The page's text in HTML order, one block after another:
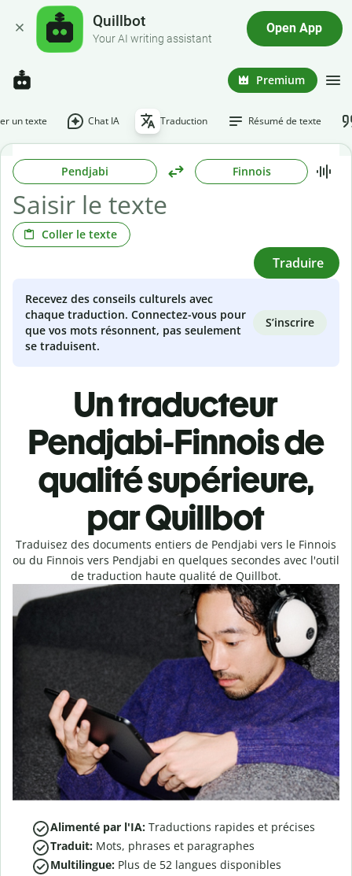
Quillbot
Your AI writing assistant
Open App
Premium
un texte Chat IA Traduction Résumé de texte
Pendjabi Finnois
Coller le texte
Traduire
Recevez des conseils culturels avec
chaque traduction. Connectez-vous pour
que vos mots résonnent, pas seulement
se traduisent.
S’inscrire
Un traducteur
Pendjabi-Finnois de
qualité supérieure,
par Quillbot
Traduisez des documents entiers de Pendjabi vers le Finnois
ou du Finnois vers Pendjabi en quelques secondes avec l'outil
de traduction haute qualité de Quillbot.
Alimenté par l'IA: Traductions rapides et précises
Traduit: Mots, phrases et paragraphes
Multilingue: Plus de 52 langues disponibles